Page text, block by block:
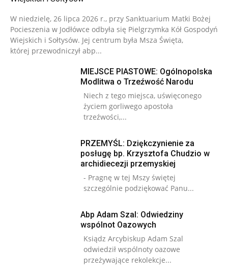
W niedzielę, 26 lipca 2026 r., przy Sanktuarium Matki Bożej
Pocieszenia w Jodłówce odbyła się Pielgrzymka Kół Gospodyń
Wiejskich i Sołtysów. Jej centrum była Msza Święta,
której przewodniczył abp...
MIEJSCE PIASTOWE: Ogólnopolska
Modlitwa o Trzeźwość Narodu
Niech z tego miejsca, uświęconego
życiem gorliwego apostoła
trzeźwości,...
PRZEMYŚL: Dziękczynienie za
posługę bp. Krzysztofa Chudzio w
archidiecezji przemyskiej
- Pragnę w tej Mszy świętej
szczególnie podziękować Panu...
Abp Adam Szal: Odwiedziny
wspólnot Oazowych
Ksiądz Arcybiskup Adam Szal
odwiedził wspólnoty oazowe
przeżywające rekolekcje...